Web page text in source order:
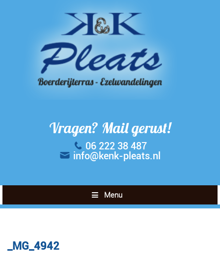
Vragen? Mail gerust!
06 222 38 487
info@kenk-pleats.nl
Menu
_MG_4942